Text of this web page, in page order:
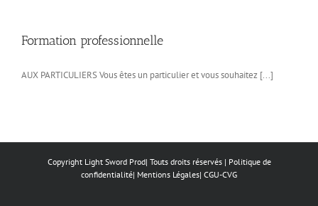
Formation professionnelle
AUX PARTICULIERS Vous êtes un particulier et vous souhaitez [...]
Copyright Light Sword Prod| Touts droits réservés| Politique de
confidentialité| Mentions Légales| CGU-CVG